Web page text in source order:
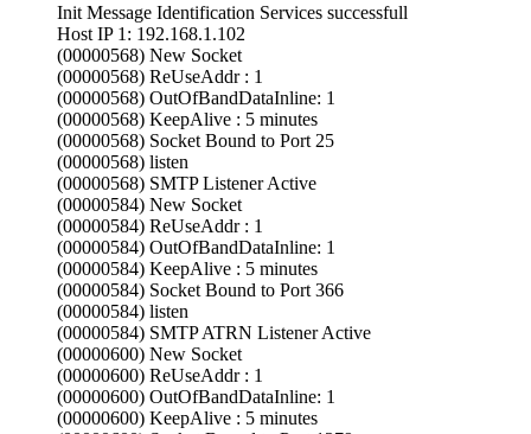
Init Message Identification Services successfull
Host IP 1: 192.168.1.102
(00000568) New Socket
(00000568) ReUseAddr : 1
(00000568) OutOfBandDataInline: 1
(00000568) KeepAlive : 5 minutes
(00000568) Socket Bound to Port 25
(00000568) listen
(00000568) SMTP Listener Active
(00000584) New Socket
(00000584) ReUseAddr : 1
(00000584) OutOfBandDataInline: 1
(00000584) KeepAlive : 5 minutes
(00000584) Socket Bound to Port 366
(00000584) listen
(00000584) SMTP ATRN Listener Active
(00000600) New Socket
(00000600) ReUseAddr : 1
(00000600) OutOfBandDataInline: 1
(00000600) KeepAlive : 5 minutes